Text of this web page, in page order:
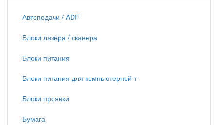
Автоподачи / ADF
Блоки лазера / сканера
Блоки питания
Блоки питания для компьютерной т
Блоки проявки
Бумага